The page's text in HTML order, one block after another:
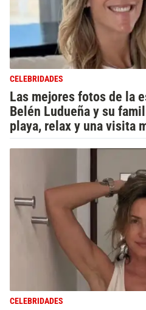
CELEBRIDADES
Las mejores fotos de la
Belén Ludueña y su
playa, relax y una visita
CELEBRIDADES